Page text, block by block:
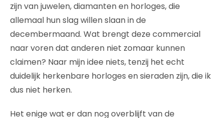
zijn van juwelen, diamanten en horloges, die
allemaal hun slag willen slaan in de
decembermaand. Wat brengt deze commercial
naar voren dat anderen niet zomaar kunnen
claimen? Naar mijn idee niets, tenzij het echt
duidelijk herkenbare horloges en sieraden zijn, die ik
dus niet herken.
Het enige wat er dan nog overblijft van de